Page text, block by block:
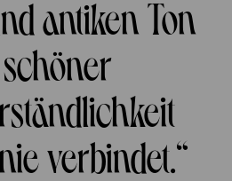
antiken Ton
verbindet.“